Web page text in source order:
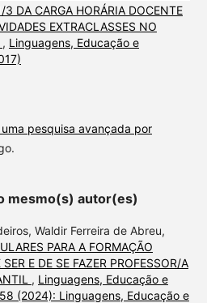
DA CARGA HORÁRIA DOCENTE
EXTRACLASSES NO
, Linguagens, Educação e
pesquisa avançada por
mesmo(s) autor(es)
Waldir Ferreira de Abreu,
PARA A FORMAÇÃO
E DE SE FAZER PROFESSOR/A
, Linguagens, Educação e
(2024): Linguagens, Educação e